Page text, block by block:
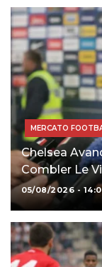
MERCATO
Chelsea
Combler Le
05/08/2026 -